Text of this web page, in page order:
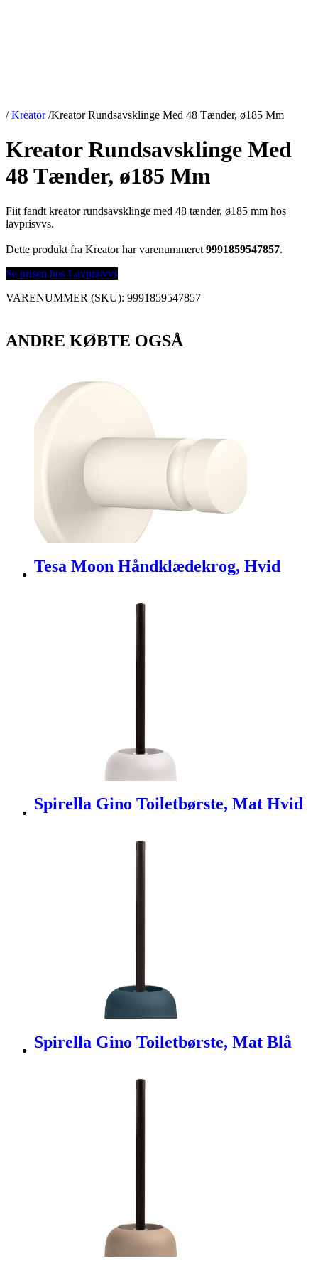
/ Kreator /Kreator Rundsavsklinge Med 48 Tænder, ø185 Mm
Kreator Rundsavsklinge Med
48 Tænder, ø185 Mm
Fiit fandt kreator rundsavsklinge med 48 tænder, ø185 mm hos
lavprisvvs.
Dette produkt fra Kreator har varenummeret 9991859547857.
Se prisen hos Lavprisvvs
VARENUMMER (SKU): 9991859547857
ANDRE KØBTE OGSÅ
Tesa Moon Håndklædekrog, Hvid
Spirella Gino Toiletbørste, Mat Hvid
Spirella Gino Toiletbørste, Mat Blå